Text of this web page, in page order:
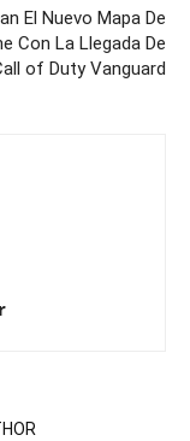
El Nuevo Mapa De
Con La Llegada De
of Duty Vanguard